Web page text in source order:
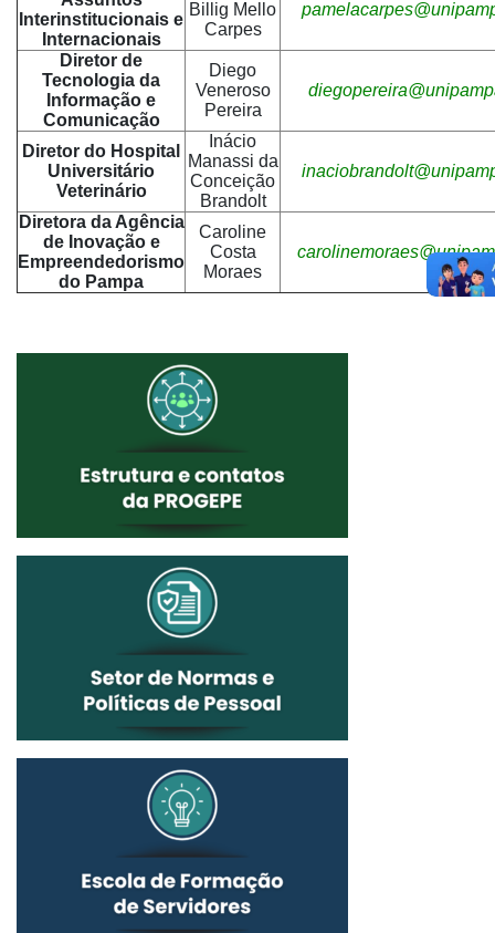
Interinstitucionais e
Internacionais
Billig Mello
Carpes
Diretor de
Tecnologia da
Informação e
Comunicação
Diego
Veneroso
Pereira
Diretor do Hospital
Universitário
Veterinário
Inácio
Manassi da
Conceição
Brandolt
Diretora da Agência
de Inovação e
Empreendedorismo
do Pampa
Caroline
Costa
Moraes